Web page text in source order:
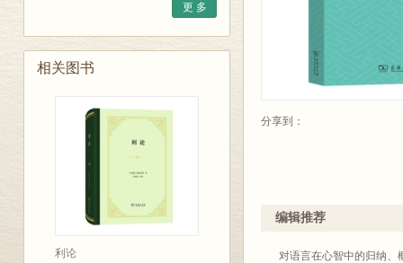
更 多
相关图书
利论
分享到：
编辑推荐
对语言在心智中的归纳、